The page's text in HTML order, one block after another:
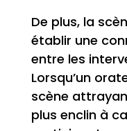
De plus, la
établir une
entre les
Lorsqu’un
scène
plus enclin à